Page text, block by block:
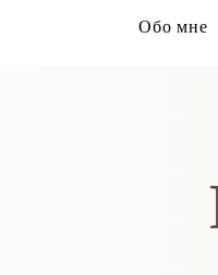
Обо мне